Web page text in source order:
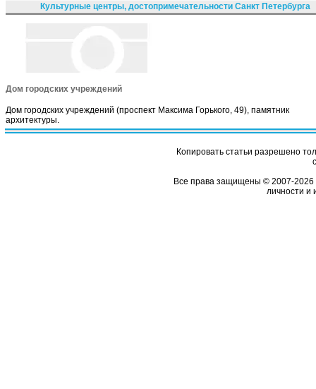
Культурные центры, достопримечательности Санкт Петербурга
Дом городских учреждений
Дом городских учреждений (проспект Максима Горького, 49), памятник
архитектуры.
Копировать статьи разрешено
Все права защищены © 2007-2026
личности и